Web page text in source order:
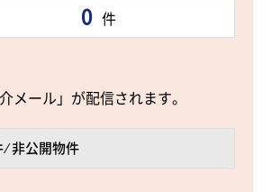
0 件
ール」が配信されます。
⁄ 非公開物件